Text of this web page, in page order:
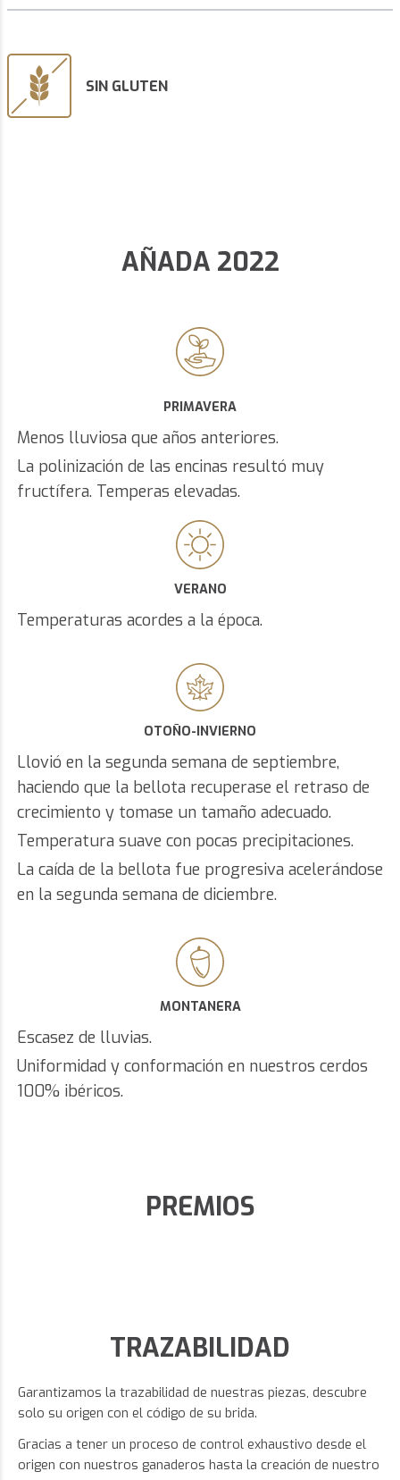
SIN GLUTEN
AÑADA 2022
PRIMAVERA
Menos lluviosa que años anteriores.
La polinización de las encinas resultó muy
fructífera. Temperas elevadas.
VERANO
Temperaturas acordes a la época.
OTOÑO-INVIERNO
Llovió en la segunda semana de septiembre,
haciendo que la bellota recuperase el retraso de
crecimiento y tomase un tamaño adecuado.
Temperatura suave con pocas precipitaciones.
La caída de la bellota fue progresiva acelerándose
en la segunda semana de diciembre.
MONTANERA
Escasez de lluvias.
Uniformidad y conformación en nuestros cerdos
100% ibéricos.
PREMIOS
TRAZABILIDAD
Garantizamos la trazabilidad de nuestras piezas, descubre
solo su origen con el código de su brida.
Gracias a tener un proceso de control exhaustivo desde el
origen con nuestros ganaderos hasta la creación de nuestro